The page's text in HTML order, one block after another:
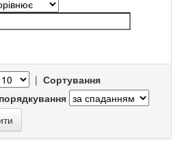
| Сортування